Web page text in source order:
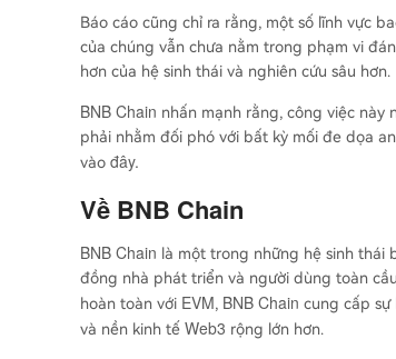
Báo cáo cũng chỉ ra rằng, một số lĩnh vực
của chúng vẫn chưa nằm trong phạm vi
hơn của hệ sinh thái và nghiên cứu sâu hơn.
BNB Chain nhấn mạnh rằng, công việc này
phải nhằm đối phó với bất kỳ mối đe dọa
vào đây.
Về BNB Chain
BNB Chain là một trong những hệ sinh thái
đồng nhà phát triển và người dùng toàn
hoàn toàn với EVM, BNB Chain cung cấp sự
và nền kinh tế Web3 rộng lớn hơn.